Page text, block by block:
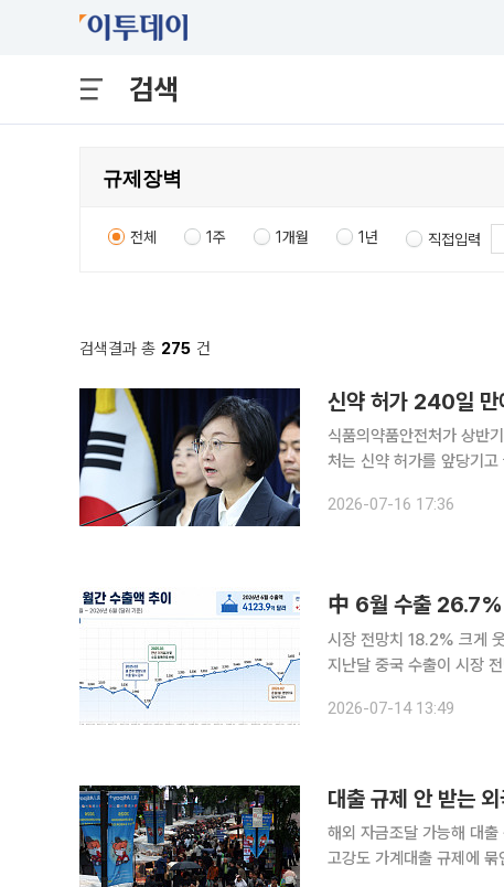
검색
전체 1주 1개월 1년 직접입력
검색결과 총 275 건
신약 허가 240일 만
식품의약품안전처가 상반
처는 신약 허가를 앞당기
처 업무보고회에서 이 같은
2026-07-16 17:36
中 6월 수출
시장 전망치 18.2% 크게
지난달 중국 수출이 시장
이터를 바탕으로 "중국의
2026-07-14 13:49
해외 자금조달 가능해 대출 규
고강도 가계대출 규제에